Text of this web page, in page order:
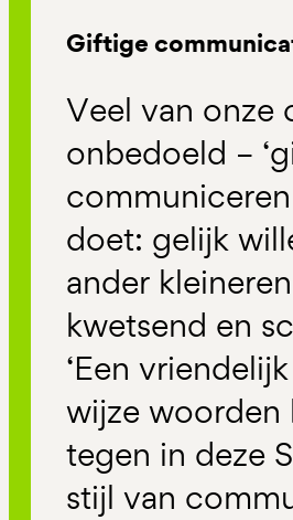
Giftige
Veel van onze
onbedoeld –
doet: gelijk
ander
kwetsend en
‘Een
wijze woorden
tegen in deze
stijl van